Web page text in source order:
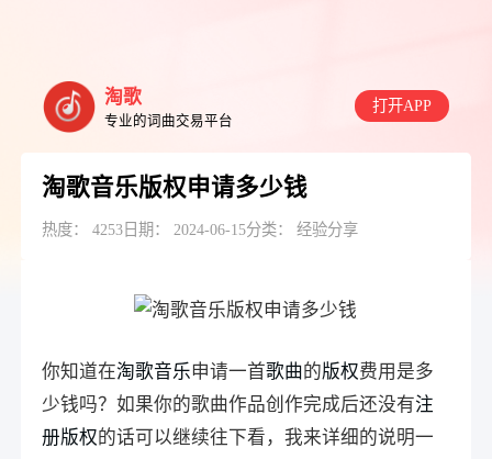
淘歌
专业的词曲交易平台
打开APP
淘歌音乐版权申请多少钱
热度： 4253日期： 2024-06-15分类：经验分享
你知道在淘歌音乐申请一首歌曲的版权费用是多
少钱吗？如果你的歌曲作品创作完成后还没有注
册版权的话可以继续往下看，我来详细的说明一